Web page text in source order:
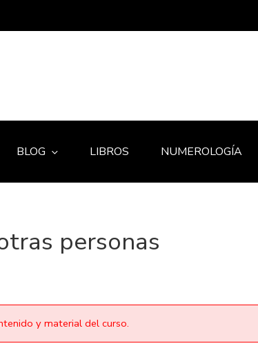
BLOG LIBROS NUMEROLOGÍA
personas
y material del curso.